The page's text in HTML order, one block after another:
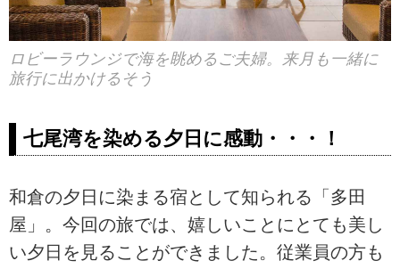
ロビーラウンジで海を眺めるご夫婦。来月も一緒に
旅行に出かけるそう
七尾湾を染める夕日に感動・・・！
和倉の夕日に染まる宿として知られる「多田
屋」。今回の旅では、嬉しいことにとても美し
い夕日を見ることができました。従業員の方も